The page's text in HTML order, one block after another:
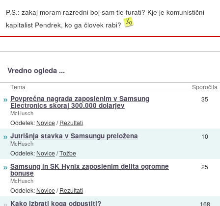
P.S.: zakaj moram razredni boj sam tle furati? Kje je komunistični
kapitalist Pendrek, ko ga človek rabi?
Vredno ogleda ...
Tema Sporočila
» Povprečna nagrada zaposlenim v Samsung
Electronics skoraj 300.000 dolarjev
McHusch
Oddelek: Novice/Rezultati
35
» Jutrišnja stavka v Samsungu preložena
McHusch
Oddelek: Novice/Tožbe
10
» Samsung in SK Hynix zaposlenim delita ogromne
bonuse
McHusch
Oddelek: Novice/Rezultati
25
Kako izbrati koga odpustiti? 168